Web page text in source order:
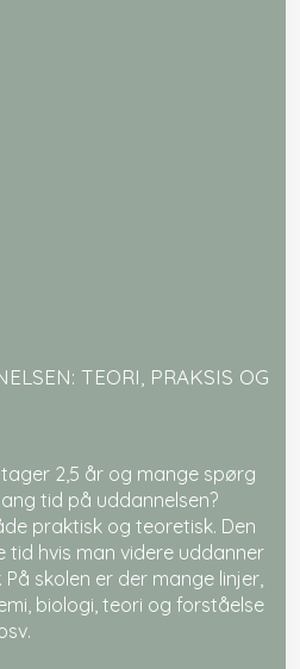
TEORI, PRAKSIS OG
2,5 år og mange spørg
tid på uddannelsen?
praktisk og teoretisk. Den
hvis man videre uddanner
skolen er der mange linjer,
biologi, teori og forståelse